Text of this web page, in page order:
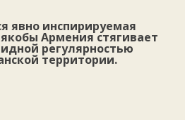
явно инспирируемая
Армения стягивает
регулярностью
территории.